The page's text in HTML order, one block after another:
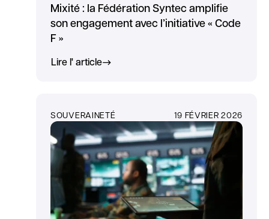
Mixité : la Fédération Syntec amplifie
son engagement avec l’initiative « Code
F »
Lire l' article
SOUVERAINETÉ 19 FÉVRIER 2026